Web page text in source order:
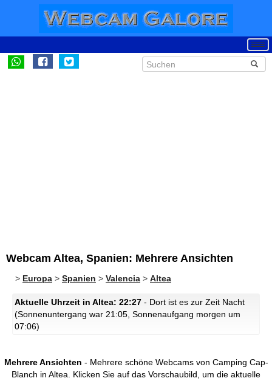
Webcam Altea, Spanien: Mehrere Ansichten
> Europa > Spanien > Valencia > Altea
Aktuelle Uhrzeit in Altea: 22:27 - Dort ist es zur Zeit Nacht
(Sonnenuntergang war 21:05, Sonnenaufgang morgen um
07:06)
Mehrere Ansichten - Mehrere schöne Webcams von Camping Cap-
Blanch in Altea.
Klicken Sie auf das Vorschaubild, um die aktuelle